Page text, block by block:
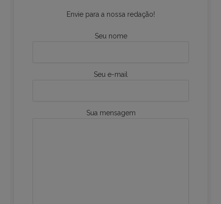
Envie para a nossa redação!
Seu nome
Seu e-mail
Sua mensagem